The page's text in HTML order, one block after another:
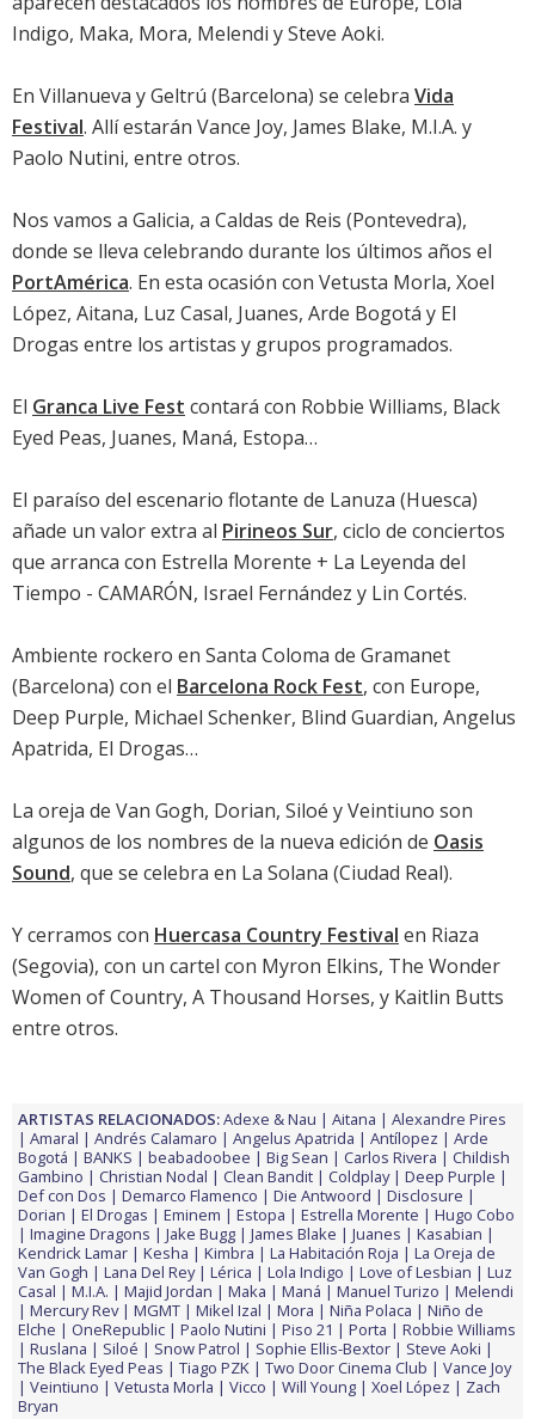
Indigo, Maka, Mora, Melendi y Steve Aoki.
En Villanueva y Geltrú (Barcelona) se celebra Vida
Festival. Allí estarán Vance Joy, James Blake, M.I.A. y
Paolo Nutini, entre otros.
Nos vamos a Galicia, a Caldas de Reis (Pontevedra),
donde se lleva celebrando durante los últimos años el
PortAmérica. En esta ocasión con Vetusta Morla, Xoel
López, Aitana, Luz Casal, Juanes, Arde Bogotá y El
Drogas entre los artistas y grupos programados.
El Granca Live Fest contará con Robbie Williams, Black
Eyed Peas, Juanes, Maná, Estopa…
El paraíso del escenario flotante de Lanuza (Huesca)
añade un valor extra al Pirineos Sur, ciclo de conciertos
que arranca con Estrella Morente + La Leyenda del
Tiempo - CAMARÓN, Israel Fernández y Lin Cortés.
Ambiente rockero en Santa Coloma de Gramanet
(Barcelona) con el Barcelona Rock Fest, con Europe,
Deep Purple, Michael Schenker, Blind Guardian, Angelus
Apatrida, El Drogas…
La oreja de Van Gogh, Dorian, Siloé y Veintiuno son
algunos de los nombres de la nueva edición de Oasis
Sound, que se celebra en La Solana (Ciudad Real).
Y cerramos con Huercasa Country Festival en Riaza
(Segovia), con un cartel con Myron Elkins, The Wonder
Women of Country, A Thousand Horses, y Kaitlin Butts
entre otros.
ARTISTAS RELACIONADOS:Adexe & Nau Aitana
Alexandre Pires
Amaral
Andrés Calamaro Angelus Apatrida Antílopez
Arde
Bogotá
BANKS beabadoobee Big Sean Carlos Rivera
Childish
Gambino
Christian Nodal Clean Bandit Coldplay
Deep Purple
Def con Dos
Demarco Flamenco Die Antwoord
Disclosure
Dorian
El Drogas Eminem Estopa Estrella Morente
Hugo Cobo
Imagine Dragons
Jake Bugg James Blake Juanes
Kasabian
Kendrick Lamar
Kesha Kimbra La Habitación Roja
La Oreja de
Van Gogh
Lana Del Rey Lérica Lola Indigo Love of Lesbian
Luz
Casal
M.I.A. Majid Jordan Maka Maná Manuel Turizo
Melendi
Mercury Rev
MGMT Mikel Izal Mora Niña Polaca
Niño de
Elche
OneRepublic Paolo Nutini Piso 21 Porta
Robbie Williams
Ruslana
Siloé Snow Patrol Sophie Ellis-Bextor
Steve Aoki
The Black Eyed Peas
Tiago PZK Two Door Cinema Club
Vance Joy
Veintiuno
Vetusta Morla Vicco Will Young Xoel López
Zach
Bryan